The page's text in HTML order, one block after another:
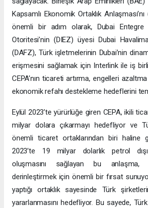
Kapsamlı Ekonomik Ortaklık
önemli bir adım olarak, Dubai Entegre
Otoritesi’nin (DIEZ) üyesi Dubai
(DAFZ), Türk işletmelerinin Dubai’nin
erişmesini sağlamak için Interlink ile iş
CEPA’nın ticareti artırma, engelleri
ekonomik refahı destekleme hedeflerini
Eylül 2023’te yürürlüğe giren CEPA, ikili
milyar dolara çıkarmayı hedefliyor ve
önemli ticaret ortaklarından biri haline
2023’te 19 milyar dolarlık petrol
oluşmasını sağlayan bu anlaşma,
derinleştirmek için önemli bir fırsat
yaptığı ortaklık sayesinde Türk
yararlanmasını hedefliyor. Bu sayede,